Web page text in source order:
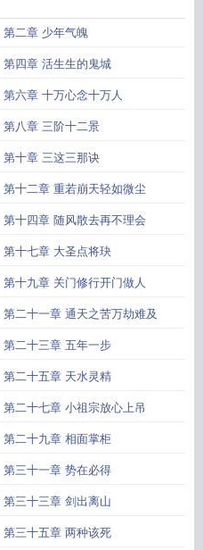
第二章 少年气魄
第四章 活生生的鬼城
第六章 十万心念十万人
第八章 三阶十二景
第十章 三这三那诀
第十二章 重若崩天轻如微尘
第十四章 随风散去再不理会
第十七章 大圣点将玦
第十九章 关门修行开门做人
第二十一章 通天之苦万劫难及
第二十三章 五年一步
第二十五章 天水灵精
第二十七章 小祖宗放心上吊
第二十九章 相面掌柜
第三十一章 势在必得
第三十三章 剑出离山
第三十五章 两种该死